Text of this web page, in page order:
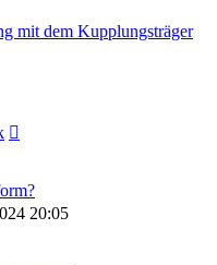
mit dem Kupplungsträger
20:05